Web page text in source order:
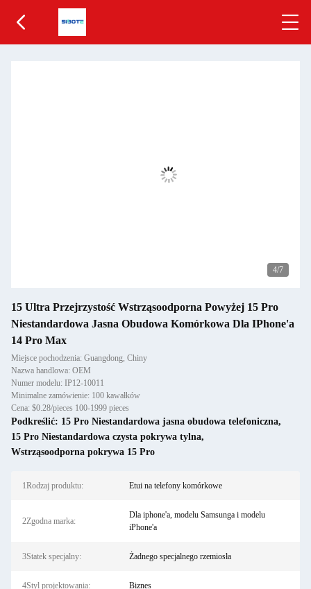
5/7
15 Ultra Przejrzystość Wstrząsoodporna Powyżej 15 Pro
Niestandardowa Jasna Obudowa Komórkowa Dla IPhone'a
14 Pro Max
Miejsce pochodzenia: Guangdong, Chiny
Nazwa handlowa: OEM
Numer modelu: IP12-10011
Minimalne zamówienie: 100 kawałków
Cena: $0.28/pieces 100-1999 pieces
Podkreślić: 15 Pro Niestandardowa jasna obudowa telefoniczna,
15 Pro Niestandardowa czysta pokrywa tylna,
Wstrząsoodporna pokrywa 15 Pro
1Rodzaj produktu: Etui na telefony komórkowe
2Zgodna marka:
Dla iphone'a, modelu Samsunga i modelu
iPhone'a
3Statek specjalny: Żadnego specjalnego rzemiosła
4Styl projektowania: Biznes